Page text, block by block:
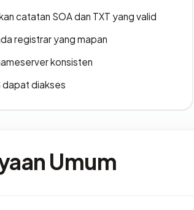
catatan SOA dan TXT yang valid
registrar yang mapan
konsisten
dapat diakses
Umum